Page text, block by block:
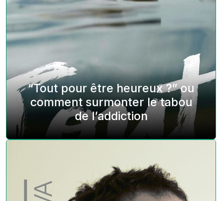
“Tout pour être heureux ?” ou
comment surmonter le tabou
de l’addiction